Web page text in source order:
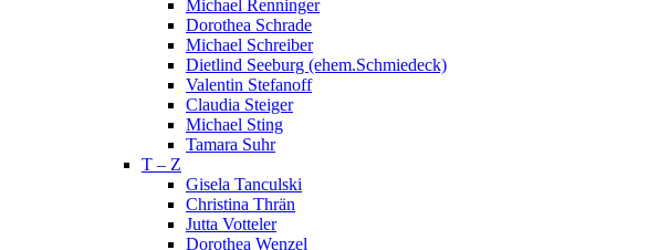
Michael Renninger
Dorothea Schrade
Michael Schreiber
Dietlind Seeburg (ehem.Schmiedeck)
Valentin Stefanoff
Claudia Steiger
Michael Sting
Tamara Suhr
T – Z
Gisela Tanculski
Christina Thrän
Jutta Votteler
Dorothea Wenzel